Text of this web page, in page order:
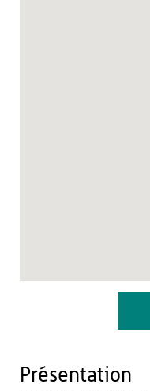
Présentation